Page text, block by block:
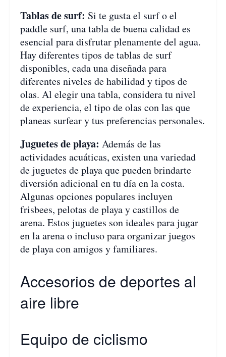
Tablas de surf: Si te gusta el surf o el
paddle surf, una tabla de buena calidad es
esencial para disfrutar plenamente del agua.
Hay diferentes tipos de tablas de surf
disponibles, cada una diseñada para
diferentes niveles de habilidad y tipos de
olas. Al elegir una tabla, considera tu nivel
de experiencia, el tipo de olas con las que
planeas surfear y tus preferencias personales.
Juguetes de playa: Además de las
actividades acuáticas, existen una variedad
de juguetes de playa que pueden brindarte
diversión adicional en tu día en la costa.
Algunas opciones populares incluyen
frisbees, pelotas de playa y castillos de
arena. Estos juguetes son ideales para jugar
en la arena o incluso para organizar juegos
de playa con amigos y familiares.
Accesorios de deportes al
aire libre
Equipo de ciclismo